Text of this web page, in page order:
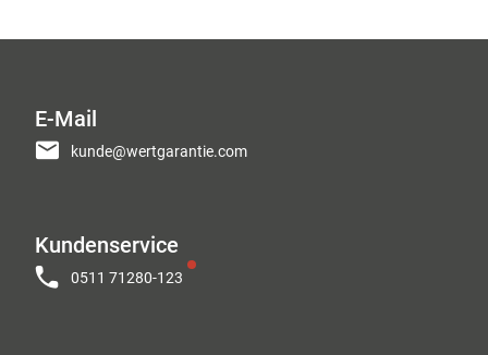
E-Mail
kunde@wertgarantie.com
Kundenservice
0511 71280-123